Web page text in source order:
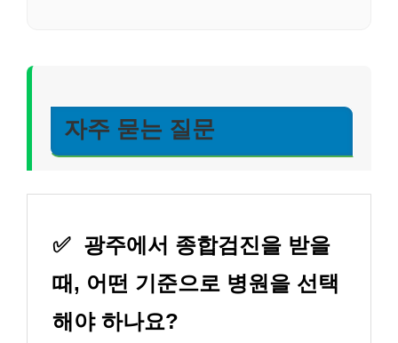
자주 묻는 질문
✅ 광주에서 종합검진을 받을
때, 어떤 기준으로 병원을 선택
해야 하나요?